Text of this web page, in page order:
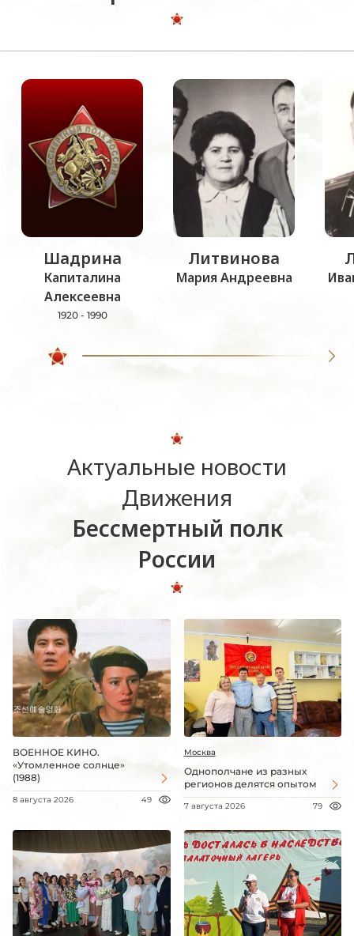
Шадрина
Капиталина
Алексеевна
1920 - 1990
Литвинова
Мария Андреевна
Актуальные новости
Движения
Бессмертный полк
России
ВОЕННОЕ КИНО.
«Утомленное солнце»
(1988)
8 августа 2026 49
Москва
Однополчане из разных
регионов делятся опытом
7 августа 2026 79